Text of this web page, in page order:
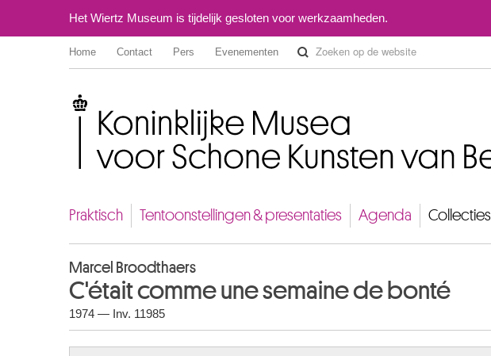
Het Wiertz Museum is tijdelijk gesloten voor werkzaamheden.
Home Contact Pers Evenementen
Praktisch Tentoonstellingen & presentaties Agenda Collecties
Marcel Broodthaers
C'était comme une semaine de bonté
1974 — Inv. 11985